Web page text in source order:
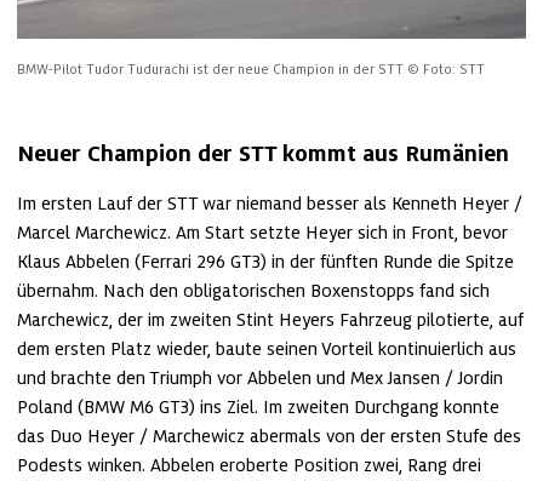
BMW-Pilot Tudor Tudurachi ist der neue Champion in der STT © Foto: STT
Neuer Champion der STT kommt aus Rumänien
Im ersten Lauf der STT war niemand besser als Kenneth Heyer /
Marcel Marchewicz. Am Start setzte Heyer sich in Front, bevor
Klaus Abbelen (Ferrari 296 GT3) in der fünften Runde die Spitze
übernahm. Nach den obligatorischen Boxenstopps fand sich
Marchewicz, der im zweiten Stint Heyers Fahrzeug pilotierte, auf
dem ersten Platz wieder, baute seinen Vorteil kontinuierlich aus
und brachte den Triumph vor Abbelen und Mex Jansen / Jordin
Poland (BMW M6 GT3) ins Ziel. Im zweiten Durchgang konnte
das Duo Heyer / Marchewicz abermals von der ersten Stufe des
Podests winken. Abbelen eroberte Position zwei, Rang drei